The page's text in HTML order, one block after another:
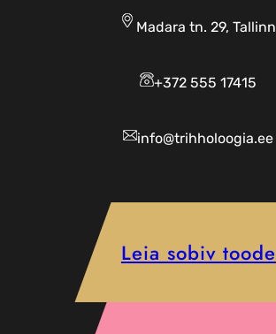
Madara tn. 29, Tallinn
+372 555 17415
info@trihholoogia.ee
Leia sobiv toode